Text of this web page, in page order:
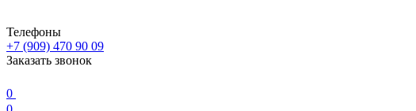
Телефоны
+7 (909) 470 90 09
Заказать звонок
0